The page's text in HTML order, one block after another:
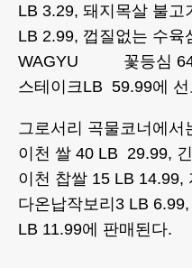
LB 3.29, 돼지목살 불고
LB 2.99, 껍질없는 수육
WAGYU 꽃등심
스테이크LB 59.99에 선
그로서리 곡물코너에
이천 쌀 40 LB 29.99,
이천 찹쌀 15 LB 14.99,
다온납작보리3 LB
LB 11.99에 판매된다.